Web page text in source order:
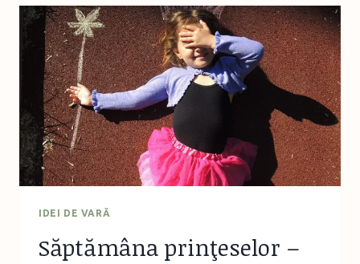
DIN
TUB
DE
CARTON
IDEI DE VARĂ
Săptămâna prinţeselor –